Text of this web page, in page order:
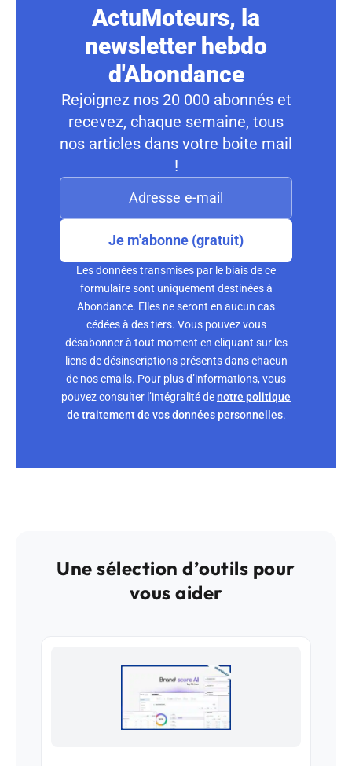
ActuMoteurs, la
newsletter hebdo
d'Abondance
Rejoignez nos 20 000 abonnés et
recevez, chaque semaine, tous
nos articles dans votre boite mail
!
Je m'abonne (gratuit)
Les données transmises par le biais de ce
formulaire sont uniquement destinées à
Abondance. Elles ne seront en aucun cas
cédées à des tiers. Vous pouvez vous
désabonner à tout moment en cliquant sur les
liens de désinscriptions présents dans chacun
de nos emails. Pour plus d’informations, vous
pouvez consulter l’intégralité denotre politique
de traitement de vos données personnelles.
Une sélection d’outils pour
vous aider